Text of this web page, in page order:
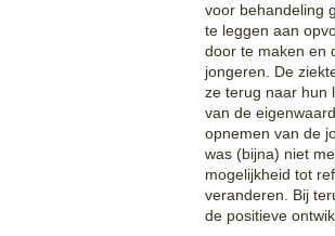
voor behandeling
te leggen aan
door te maken en
jongeren. De
ze terug naar hun
van de
opnemen van de
was (bijna) niet
mogelijkheid tot
veranderen. Bij
de positieve